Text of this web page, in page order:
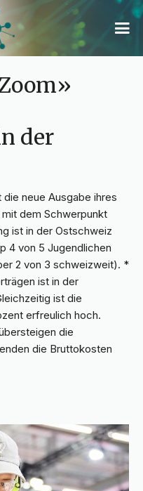
der
die neue Ausgabe ihres
dem Schwerpunkt
ist in der Ostschweiz
4 von 5 Jugendlichen
2 von 3 schweizweit). *
ist in der
ist die
erfreulich hoch.
die
die Bruttokosten